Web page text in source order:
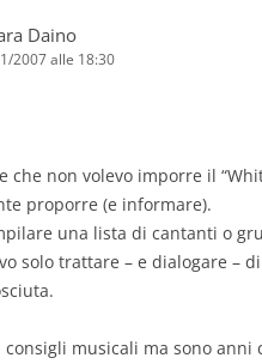
Daino
2007 alle 18:30
che non volevo imporre il
proporre (e informare).
una lista di cantanti o
solo trattare – e dialogare –
musicali ma sono anni